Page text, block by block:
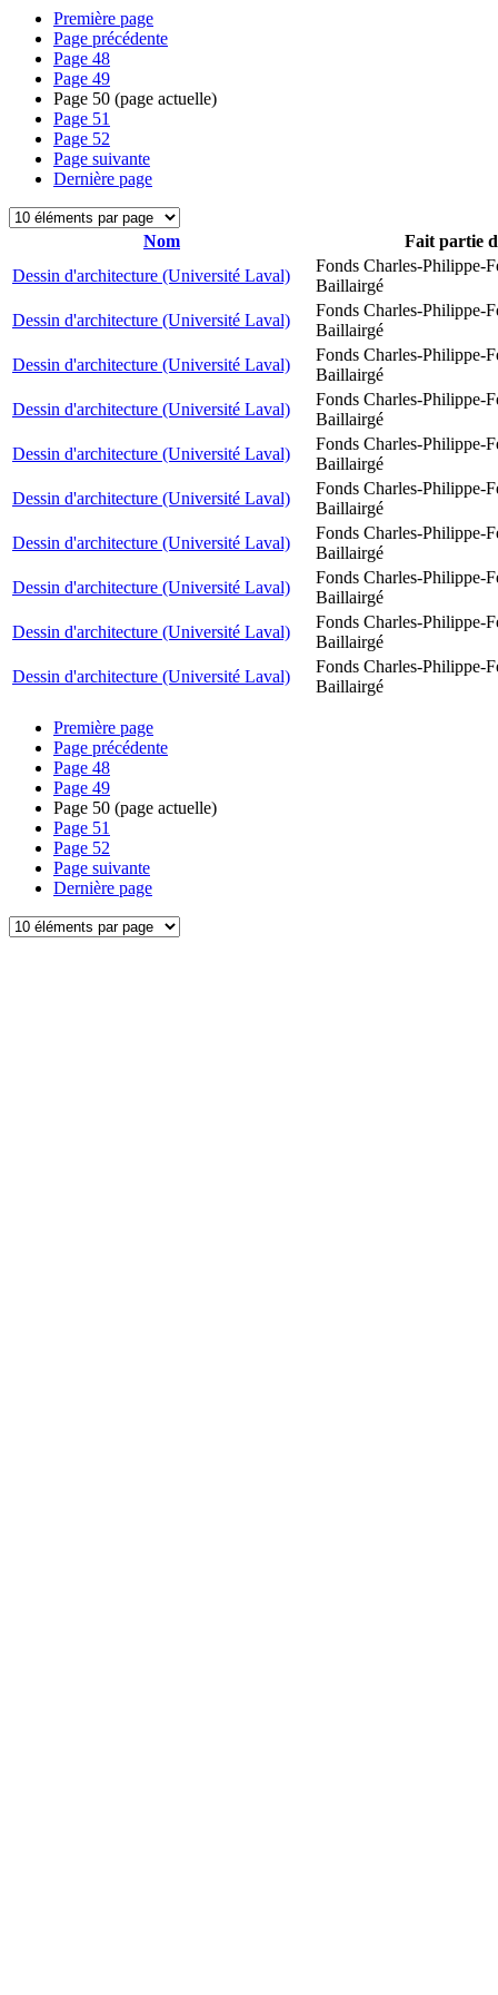
Première page
Page précédente
Page 48
Page 49
Page 50 (page actuelle)
Page 51
Page 52
Page suivante
Dernière page
Nom
Fait partie
Dessin d'architecture (Université Laval)
Fonds Charles-Philippe-
Baillairgé
Dessin d'architecture (Université Laval)
Fonds Charles-Philippe-
Baillairgé
Dessin d'architecture (Université Laval)
Fonds Charles-Philippe-
Baillairgé
Dessin d'architecture (Université Laval)
Fonds Charles-Philippe-
Baillairgé
Dessin d'architecture (Université Laval)
Fonds Charles-Philippe-
Baillairgé
Dessin d'architecture (Université Laval)
Fonds Charles-Philippe-
Baillairgé
Dessin d'architecture (Université Laval)
Fonds Charles-Philippe-
Baillairgé
Dessin d'architecture (Université Laval)
Fonds Charles-Philippe-
Baillairgé
Dessin d'architecture (Université Laval)
Fonds Charles-Philippe-
Baillairgé
Dessin d'architecture (Université Laval)
Fonds Charles-Philippe-
Baillairgé
Première page
Page précédente
Page 48
Page 49
Page 50 (page actuelle)
Page 51
Page 52
Page suivante
Dernière page